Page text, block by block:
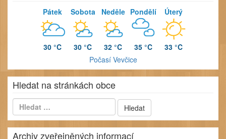
Pátek
30 °C
Sobota
30 °C
Neděle
32 °C
Pondělí
35 °C
Úterý
33 °C
Počasí Vevčice
Hledat na stránkách obce
Archiv zveřejněných informací